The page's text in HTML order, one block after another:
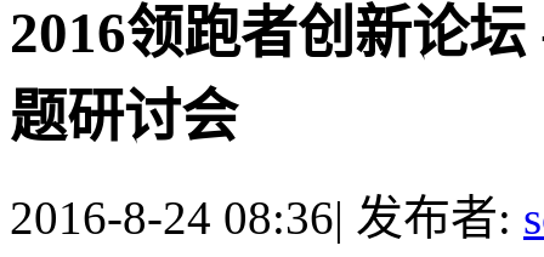
2016领跑者创新论
题研讨会
2016-8-24 08:36| 发布者: